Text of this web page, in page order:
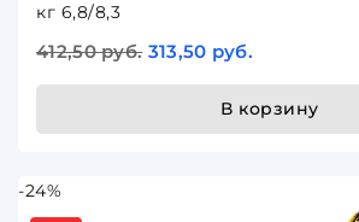
кг 6,8/8,3
412,50 руб. 313,50 руб.
В корзину
-24%